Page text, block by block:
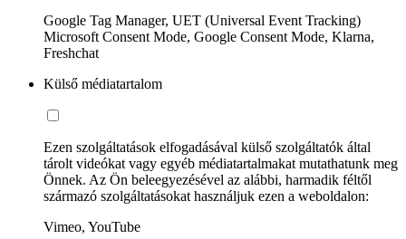
Google Tag Manager, UET (Universal Event Tracking)
Microsoft Consent Mode, Google Consent Mode, Klarna,
Freshchat
Külső médiatartalom
Ezen szolgáltatások elfogadásával külső szolgáltatók által
tárolt videókat vagy egyéb médiatartalmakat mutathatunk meg
Önnek. Az Ön beleegyezésével az alábbi, harmadik féltől
származó szolgáltatásokat használjuk ezen a weboldalon:
Vimeo, YouTube